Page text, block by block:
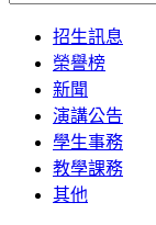
招生訊息
榮譽榜
新聞
演講公告
學生事務
教學課務
其他